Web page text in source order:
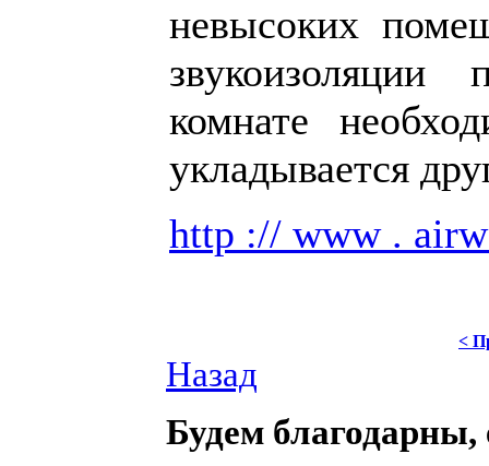
невысоких
комнате
укладывается
http :// www .
<
Назад
Будем благодарны,